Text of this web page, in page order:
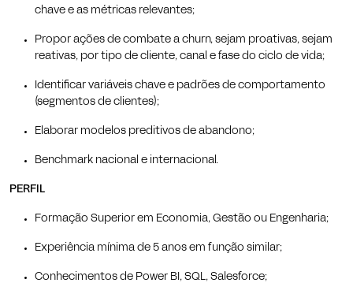
chave e as métricas relevantes;
Propor ações de combate a churn, sejam proativas, sejam
reativas, por tipo de cliente, canal e fase do ciclo de vida;
Identificar variáveis chave e padrões de comportamento
(segmentos de clientes);
Elaborar modelos preditivos de abandono;
Benchmark nacional e internacional.
PERFIL
Formação Superior em Economia, Gestão ou Engenharia;
Experiência mínima de 5 anos em função similar;
Conhecimentos de Power BI, SQL, Salesforce;